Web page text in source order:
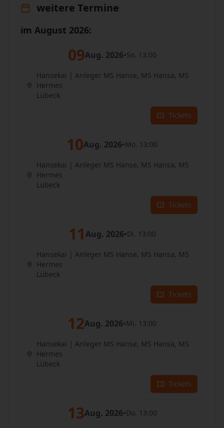
weitere Termine
im August 2026:
09Aug. 2026•So. 13:00
Hansekai | Anleger MS Hanse, MS Hansa, MS
Hermes
Lübeck
Tickets
10Aug. 2026•Mo. 13:00
Hansekai | Anleger MS Hanse, MS Hansa, MS
Hermes
Lübeck
Tickets
11 Aug. 2026•Di. 13:00
Hansekai | Anleger MS Hanse, MS Hansa, MS
Hermes
Lübeck
Tickets
12Aug. 2026•Mi. 13:00
Hansekai | Anleger MS Hanse, MS Hansa, MS
Hermes
Lübeck
Tickets
13Aug. 2026•Do. 13:00